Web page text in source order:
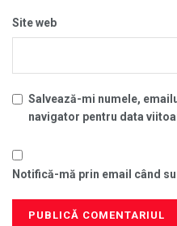
Site web
Salvează-mi numele,
navigator pentru data
Notifică-mă prin email când